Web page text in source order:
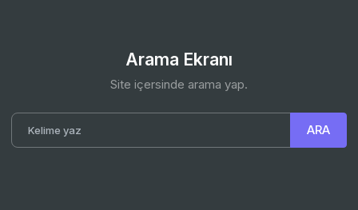
Arama Ekranı
Site içersinde arama yap.